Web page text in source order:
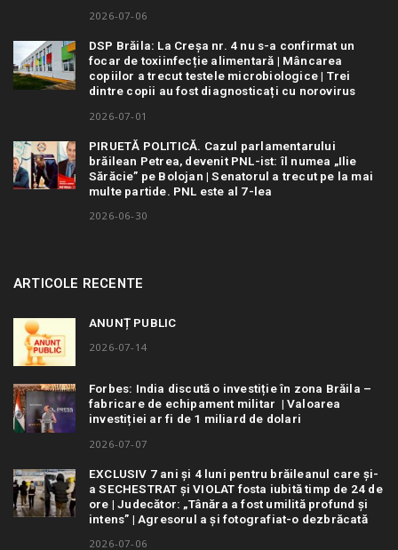
2026-07-06
DSP Brăila: La Creșa nr. 4 nu s-a confirmat un
focar de toxiinfecție alimentară | Mâncarea
copiilor a trecut testele microbiologice | Trei
dintre copii au fost diagnosticați cu norovirus
2026-07-01
PIRUETĂ POLITICĂ. Cazul parlamentarului
brăilean Petrea, devenit PNL-ist: îl numea „Ilie
Sărăcie” pe Bolojan | Senatorul a trecut pe la mai
multe partide. PNL este al 7-lea
2026-06-30
ARTICOLE RECENTE
ANUNȚ PUBLIC
2026-07-14
Forbes: India discută o investiție în zona Brăila –
fabricare de echipament militar | Valoarea
investiției ar fi de 1 miliard de dolari
2026-07-07
EXCLUSIV 7 ani și 4 luni pentru brăileanul care și-
a SECHESTRAT și VIOLAT fosta iubită timp de 24 de
ore | Judecător: „Tânăra a fost umilită profund și
intens” | Agresorul a și fotografiat-o dezbrăcată
2026-07-06